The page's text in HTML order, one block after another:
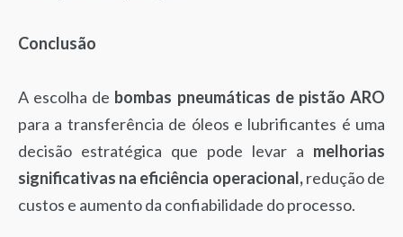
Conclusão
A escolha de bombas pneumáticas de pistão ARO
para a transferência de óleos e lubrificantes é uma
decisão estratégica que pode levar a melhorias
significativas na eficiência operacional,redução de
custos e aumento da confiabilidade do processo.